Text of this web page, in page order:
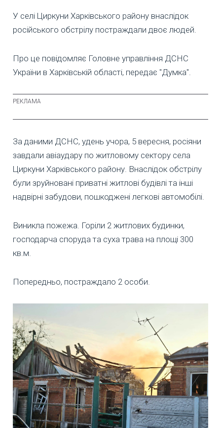
У селі Циркуни Харківського району внаслідок
російського обстрілу постраждали двоє людей.
Про це повідомляє Головне управління ДСНС
України в Харківській області, передає "Думка".
За даними ДСНС, удень учора, 5 вересня, росіяни
завдали авіаудару по житловому сектору села
Циркуни Харківського району. Внаслідок обстрілу
були зруйновані приватні житлові будівлі та інші
надвірні забудови, пошкоджені легкові автомобілі.
Виникла пожежа. Горіли 2 житлових будинки,
господарча споруда та суха трава на площі 300
кв.м.
Попередньо, постраждало 2 особи.